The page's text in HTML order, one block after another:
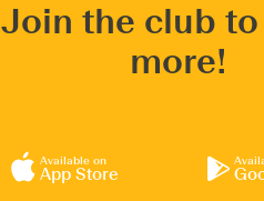
Join the club
more!
Available on
App Store